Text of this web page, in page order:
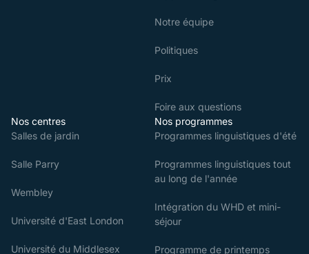
Notre équipe
Politiques
Prix
Foire aux questions
Nos centres
Salles de jardin
Salle Parry
Wembley
Université d'East London
Université du Middlesex
Nos programmes
Programmes linguistiques d'été
Programmes linguistiques tout
au long de l'année
Intégration du WHD et mini-
séjour
Programme de printemps